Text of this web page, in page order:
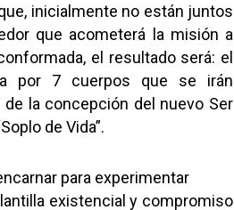
inicialmente no están juntos
que acometerá la misión a
el resultado será: el
por 7 cuerpos que se irán
la concepción del nuevo Ser
de Vida”.
para experimentar
existencial y compromiso